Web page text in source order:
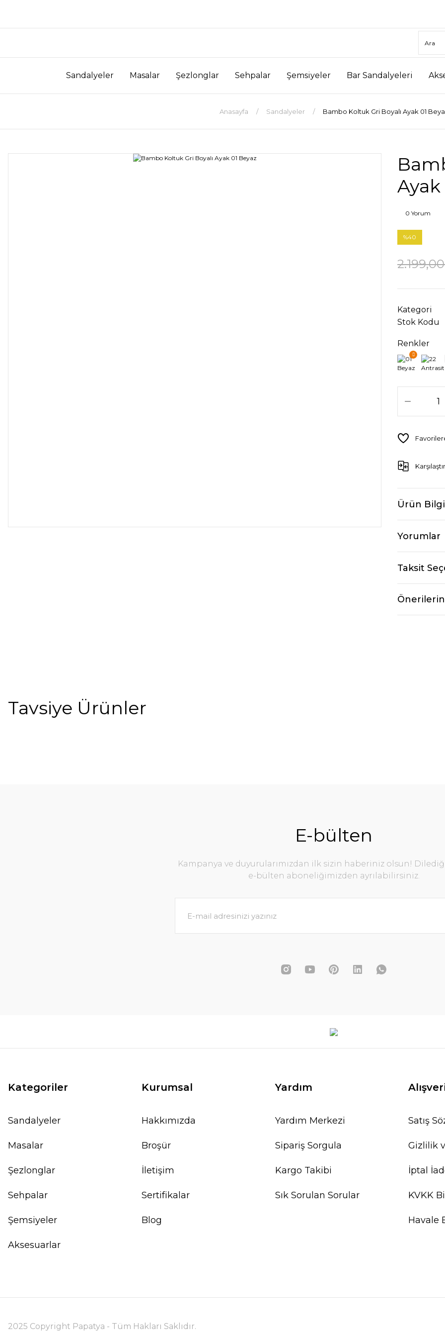
Sandalyeler Masalar Şezlonglar Sehpalar Şemsiyeler Bar Sandalyeleri
Anasayfa Sandalyeler Bambo Koltuk Gri Boyalı Ayak 01
Ayak
0 Yorum
%40
Kategori
Stok Kodu
Renkler
Karşılaştır
Ürün
Yorumlar
Taksit
Tavsiye Ürünler
Tango Masa 80x80 Rattan
E-bülten
Kampanya ve duyurularımızdan ilk sizin haberiniz olsun!
e-bülten aboneliğimizden ayrılabilirsiniz.
Kategoriler
Sandalyeler
Masalar
Şezlonglar
Sehpalar
Şemsiyeler
Aksesuarlar
Kurumsal
Hakkımızda
Broşür
İletişim
Sertifikalar
Blog
Yardım
Yardım Merkezi
Sipariş Sorgula
Kargo Takibi
Sık Sorulan Sorular
Satış
Gizlilik
İptal
KVKK
Havale
2025 Copyright Papatya - Tüm Hakları Saklıdır.